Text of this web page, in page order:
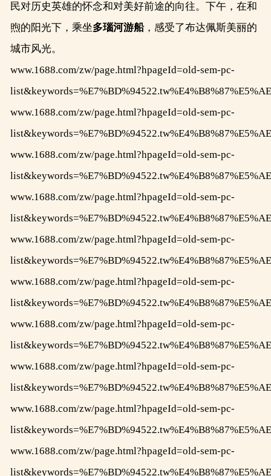
民对历史英雄的怀念和对美好前途的向往。下午，在和
煦的阳光下，乘坐多瑙河游船，感受了布达佩斯美丽的
城市风光。
www.1688.com/zw/page.html?hpageId=old-sem-pc-
www.1688.com/zw/page.html?hpageId=old-sem-pc-
www.1688.com/zw/page.html?hpageId=old-sem-pc-
www.1688.com/zw/page.html?hpageId=old-sem-pc-
www.1688.com/zw/page.html?hpageId=old-sem-pc-
www.1688.com/zw/page.html?hpageId=old-sem-pc-
www.1688.com/zw/page.html?hpageId=old-sem-pc-
www.1688.com/zw/page.html?hpageId=old-sem-pc-
www.1688.com/zw/page.html?hpageId=old-sem-pc-
www.1688.com/zw/page.html?hpageId=old-sem-pc-